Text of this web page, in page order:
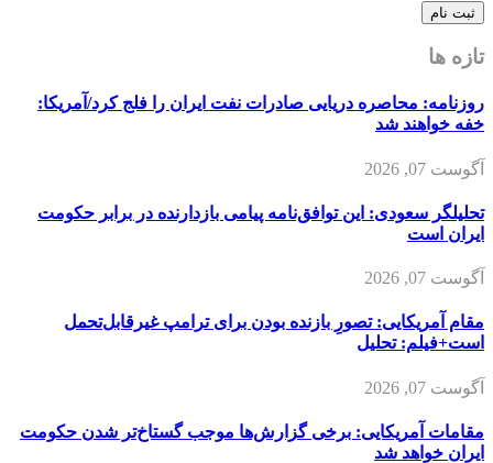
تازه ها
روزنامه: محاصره دریایی صادرات نفت ایران را فلج کرد/آمریکا:
خفه خواهند شد
آگوست 07, 2026
تحلیلگر سعودی: این توافق‌نامه پیامی بازدارنده در برابر حکومت
ایران است
آگوست 07, 2026
مقام آمریکایی: تصورِ بازنده بودن برای ترامپ غیرقابل‌تحمل
است+فیلم: تحلیل
آگوست 07, 2026
مقامات آمریکایی: برخی گزارش‌ها موجب گستاخ‌تر شدن حکومت
ایران خواهد شد